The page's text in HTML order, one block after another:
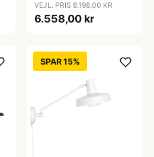
VEJL. PRIS 8.198,00 KR
6.558,00 kr
SPAR 15%